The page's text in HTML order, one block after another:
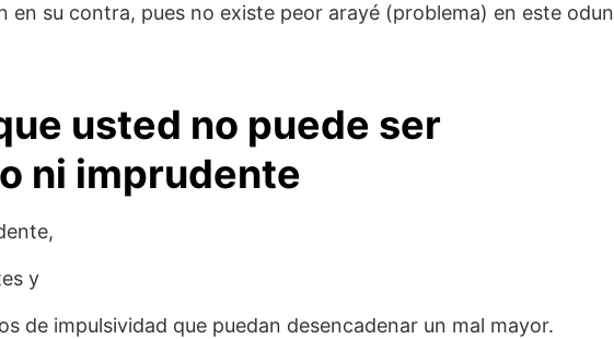
en su contra, pues no existe peor arayé (problema) en este odun
usted no puede ser
ni imprudente
y
de impulsividad que puedan desencadenar un mal mayor.